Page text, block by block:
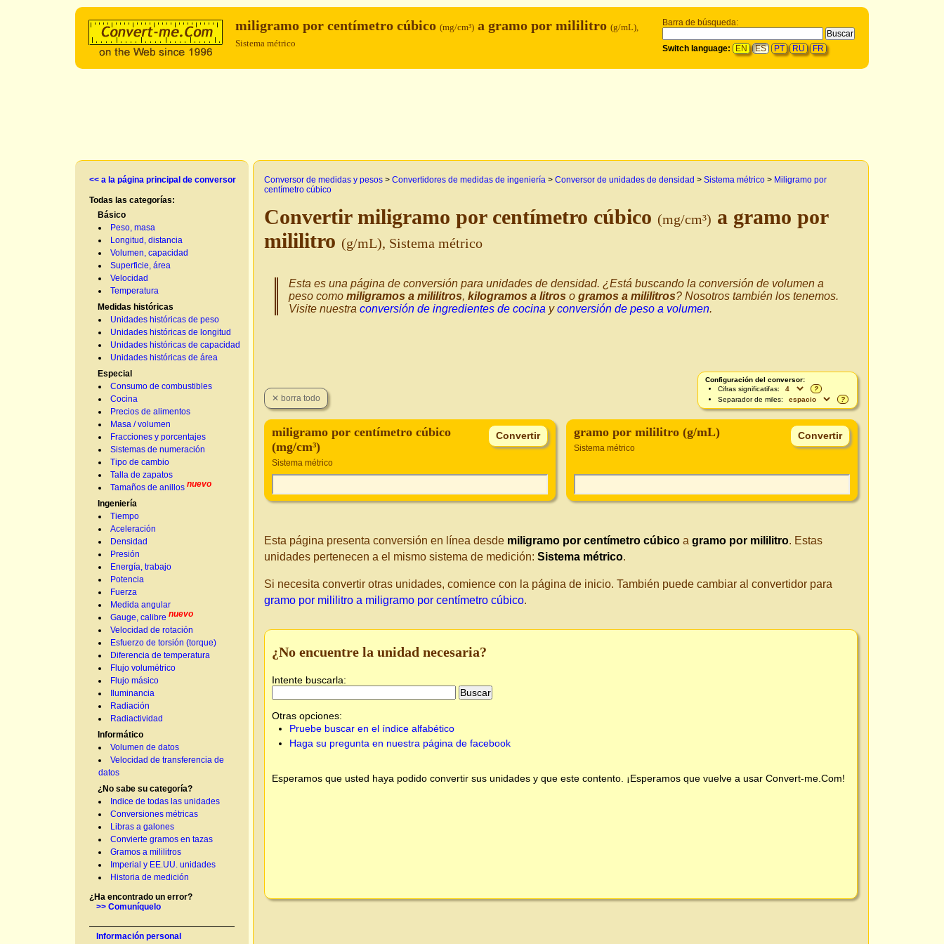
Barra de búsqueda:
Switch language: EN ES PT RU FR
miligramo por centímetro cúbico (mg/cm³) a gramo por mililitro (g/mL),
Sistema métrico
<< a la página principal de conversor
Todas las categorías:
Básico
Peso, masa
Longitud, distancia
Volumen, capacidad
Superficie, área
Velocidad
Temperatura
Medidas históricas
Unidades históricas de peso
Unidades históricas de longitud
Unidades históricas de capacidad
Unidades históricas de área
Especial
Consumo de combustibles
Cocina
Precios de alimentos
Masa / volumen
Fracciones y porcentajes
Sistemas de numeración
Tipo de cambio
Talla de zapatos
Tamaños de anillos nuevo
Ingeniería
Tiempo
Aceleración
Densidad
Presión
Energía, trabajo
Potencia
Fuerza
Medida angular
Gauge, calibre nuevo
Velocidad de rotación
Esfuerzo de torsión (torque)
Diferencia de temperatura
Flujo volumétrico
Flujo másico
Iluminancia
Radiación
Radiactividad
Informático
Volumen de datos
Velocidad de transferencia de
datos
¿No sabe su categoría?
Indice de todas las unidades
Conversiones métricas
Libras a galones
Convierte gramos en tazas
Gramos a mililitros
Imperial y EE.UU. unidades
Historia de medición
¿Ha encontrado un error?
>> Comuníquelo
Información personal
Conversor de medidas y pesos > Convertidores de medidas de ingeniería > Conversor de unidades de densidad > Sistema métrico > Miligramo por
centímetro cúbico
Convertir miligramo por centímetro cúbico (mg/cm³) a gramo por
mililitro (g/mL), Sistema métrico
Esta es una página de conversión para unidades de densidad. ¿Está buscando la conversión de volumen a
peso como miligramos a mililitros, kilogramos a litros o gramos a mililitros? Nosotros también los tenemos.
Visite nuestra conversión de ingredientes de cocina yconversión de peso a volumen.
Configuración del conversor:
Cifras significatifas:
?
Separador de miles:
?
miligramo por centímetro cúbico
(mg/cm³)
Sistema métrico
gramo por mililitro (g/mL)
Sistema métrico
Esta página presenta conversión en línea desde miligramo por centímetro cúbico a gramo por mililitro. Estas
unidades pertenecen a el mismo sistema de medición: Sistema métrico.
Si necesita convertir otras unidades, comience con la página de inicio. También puede cambiar al convertidor para
gramo por mililitro a miligramo por centímetro cúbico.
¿No encuentre la unidad necesaria?
Intente buscarla:
Otras opciones:
Pruebe buscar en el índice alfabético
Haga su pregunta en nuestra página de facebook
Esperamos que usted haya podido convertir sus unidades y que este contento. ¡Esperamos que vuelve a usar Convert-me.Com!